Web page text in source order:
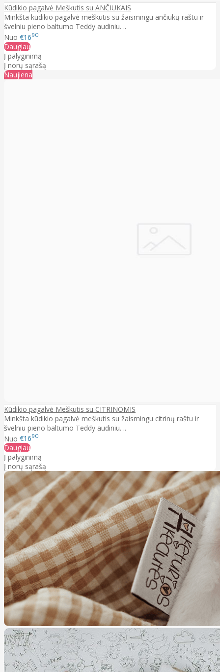
Kūdikio pagalvė Meškutis su ANČIUKAIS
Minkšta kūdikio pagalvė meškutis su žaismingu ančiukų raštu ir
švelniu pieno baltumo Teddy audiniu. ..
Nuo €1690
Daugiau
Į palyginimą
Į norų sąrašą
Naujiena
Kūdikio pagalvė Meškutis su CITRINOMIS
Minkšta kūdikio pagalvė meškutis su žaismingu citrinų raštu ir
švelniu pieno baltumo Teddy audiniu. ..
Nuo €1690
Daugiau
Į palyginimą
Į norų sąrašą